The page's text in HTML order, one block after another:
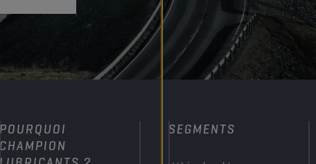
POURQUOI
CHAMPION
SEGMENTS